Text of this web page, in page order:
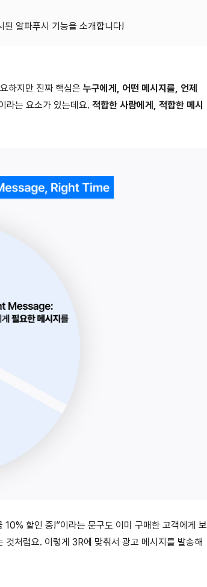
하지만 진짜 핵심은 누구에게, 어떤 메시지를, 언제
는 요소가 있는데요. 적합한 사람에게, 적합한 메시
10% 할인 중!”이라는 문구도 이미 구매한 고객에게 보
처럼요. 이렇게 3R에 맞춰서 광고 메시지를 발송해